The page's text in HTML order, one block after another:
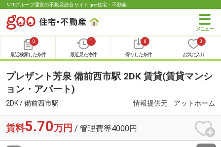
NTTグループ運営の不動産総合サイト goo住宅・不動産
0
最近検索した条件
1
最近見た物件
0
保存した条件
0
お気に入り
プレザント芳泉 備前西市駅 2DK 賃貸(賃貸マンシ
ョン・アパート)
2DK / 備前西市駅 情報提供元 アットホーム
賃料5.70万円 / 管理費等4000円